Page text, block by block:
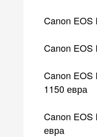
Canon EOS
Canon EOS
Canon EOS
1150 евра
Canon EOS
евра